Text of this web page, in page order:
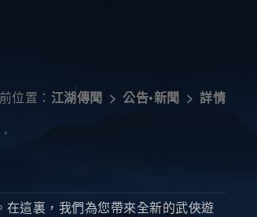
位置： 江湖傳聞 公告•新聞 詳情
這裏，我們為您帶來全新的武俠遊